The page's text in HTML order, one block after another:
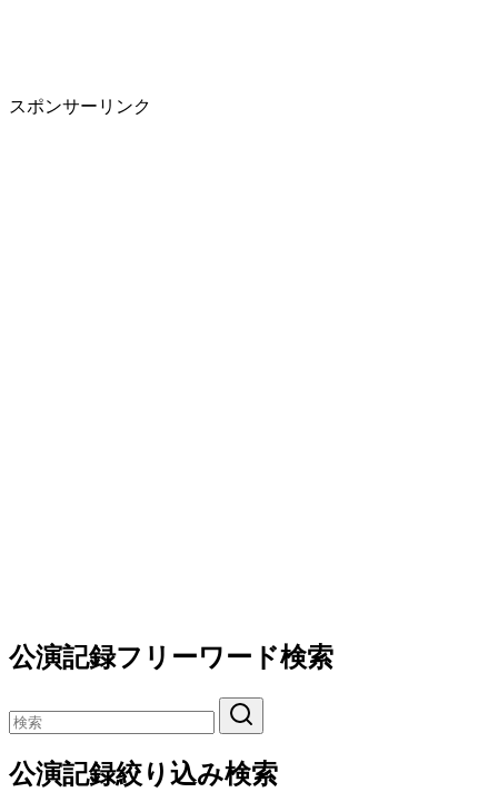
スポンサーリンク
公演記録フリーワード検索
公演記録絞り込み検索